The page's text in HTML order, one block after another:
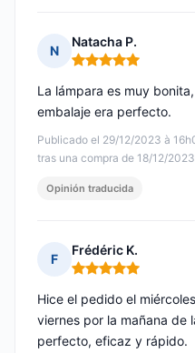
N
Natacha P.
Nota: 5 de 5
Publicado el 29/12/2023 à
tras una compra de 18/12/2023
La lámpara es muy
embalaje era perfecto.
Opinión traducida
F
Frédéric K.
Nota: 5 de 5
Hice el pedido el
viernes por la mañana de
perfecto, eficaz y rápido.